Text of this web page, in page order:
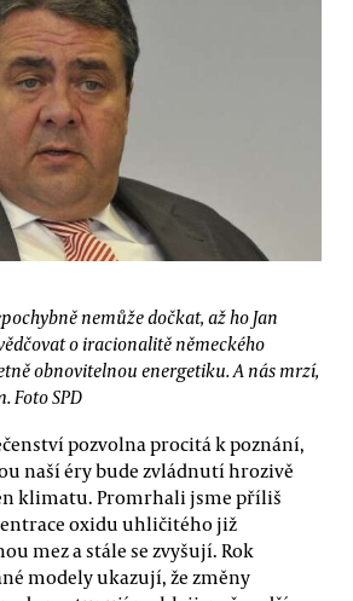
nemůže dočkat, až ho Jan
o iracionalitě německého
obnovitelnou energetiku. A nás mrzí,
Foto SPD
pozvolna procitá k poznání,
naší éry bude zvládnutí hrozivě
klimatu. Promrhali jsme příliš
oxidu uhličitého již
mez a stále se zvyšují. Rok
modely ukazují, že změny